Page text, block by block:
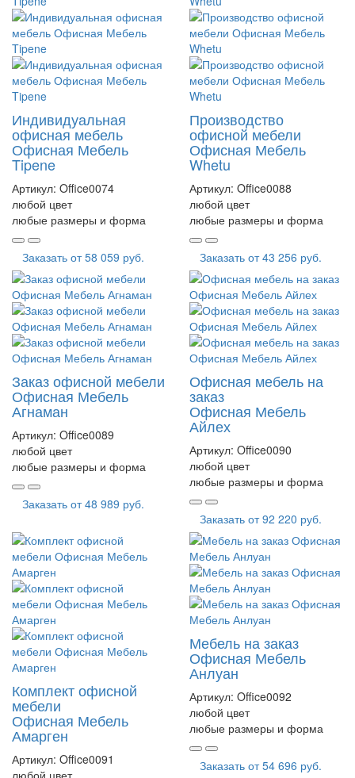
Индивидуальная
офисная мебель
Офисная Мебель
Tipene
Артикул: Office0074
любой цвет
любые размеры и форма
Заказать от58 059 руб.
Производство
офисной мебели
Офисная Мебель
Whetu
Артикул: Office0088
любой цвет
любые размеры и форма
Заказать от43 256 руб.
Заказ офисной мебели
Офисная Мебель
Агнаман
Артикул: Office0089
любой цвет
любые размеры и форма
Заказать от48 989 руб.
Офисная мебель на
заказ
Офисная Мебель
Айлех
Артикул: Office0090
любой цвет
любые размеры и форма
Заказать от92 220 руб.
Комплект офисной
мебели
Офисная Мебель
Амарген
Артикул: Office0091
любой цвет
Мебель на заказ
Офисная Мебель
Анлуан
Артикул: Office0092
любой цвет
любые размеры и форма
Заказать от54 696 руб.